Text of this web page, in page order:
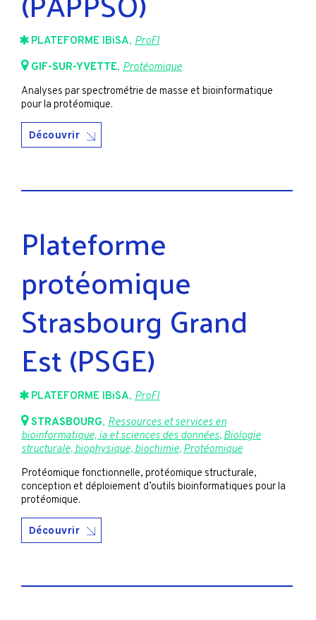
PLATEFORME IBiSA, ProFI
GIF-SUR-YVETTE, Protéomique
Analyses par spectrométrie de masse et bioinformatique
pour la protéomique.
Découvrir
Plateforme
protéomique
Strasbourg Grand
Est (PSGE)
PLATEFORME IBiSA, ProFI
STRASBOURG, Ressources et services en
bioinformatique, ia et sciences des données, Biologie
structurale, biophysique, biochimie, Protéomique
Protéomique fonctionnelle, protéomique structurale,
conception et déploiement d’outils bioinformatiques pour la
protéomique.
Découvrir